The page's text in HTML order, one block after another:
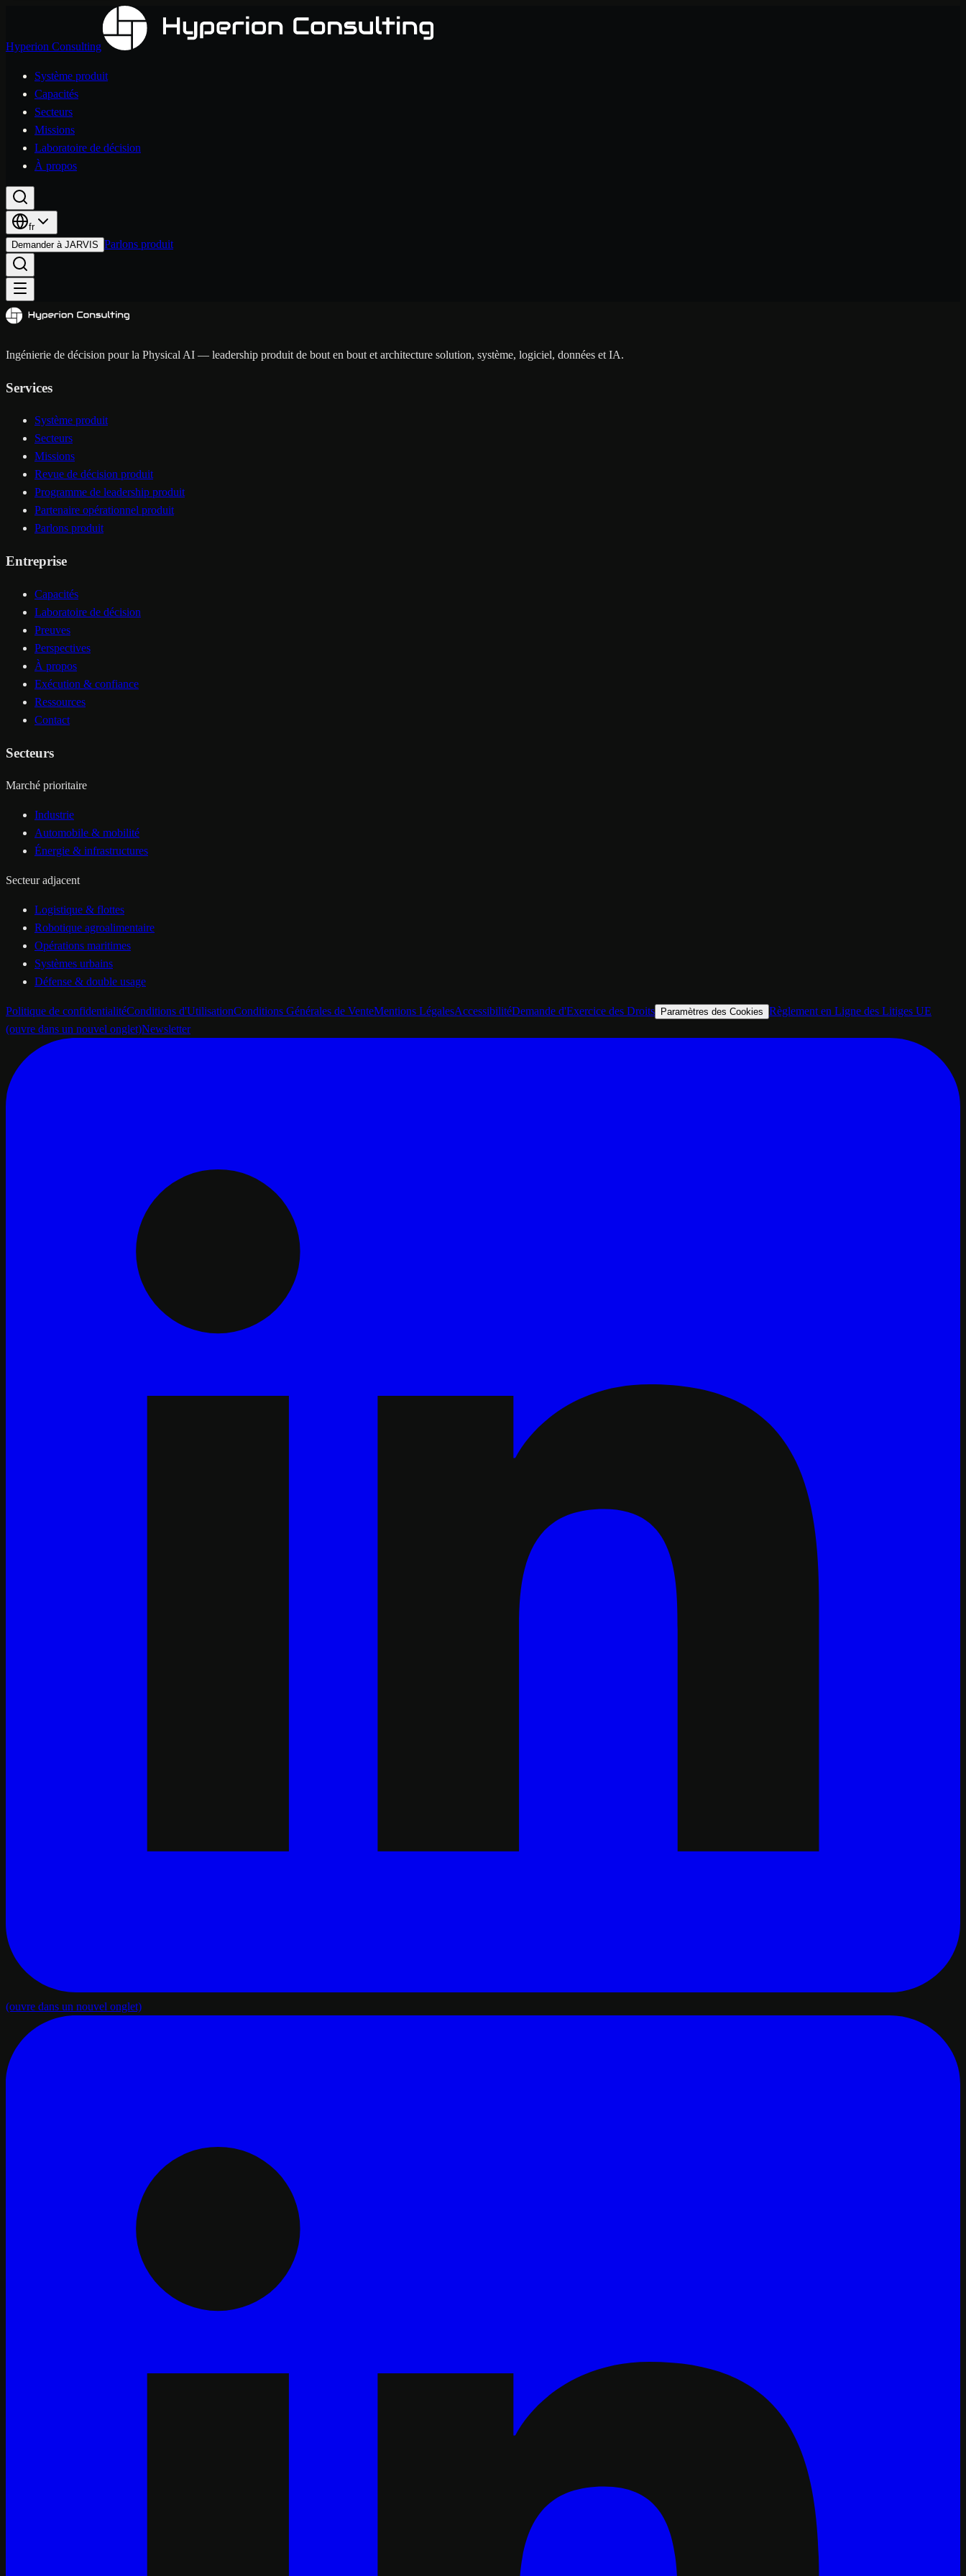
Hyperion Consulting
Système produit
Capacités
Secteurs
Missions
Laboratoire de décision
À propos
fr
Demander à JARVIS Parlons produit
Ingénierie de décision pour la Physical AI — leadership produit de bout en bout et architecture solution, système, logiciel, données et IA.
Services
Système produit
Secteurs
Missions
Revue de décision produit
Programme de leadership produit
Partenaire opérationnel produit
Parlons produit
Entreprise
Capacités
Laboratoire de décision
Preuves
Perspectives
À propos
Exécution & confiance
Ressources
Contact
Secteurs
Marché prioritaire
Industrie
Automobile & mobilité
Énergie & infrastructures
Secteur adjacent
Logistique & flottes
Robotique agroalimentaire
Opérations maritimes
Systèmes urbains
Défense & double usage
Politique de confidentialitéConditions d'UtilisationConditions Générales de VenteMentions LégalesAccessibilitéDemande d'Exercice des Droits Paramètres des Cookies Règlement en Ligne des Litiges UE
(ouvre dans un nouvel onglet)Newsletter
(ouvre dans un nouvel onglet)